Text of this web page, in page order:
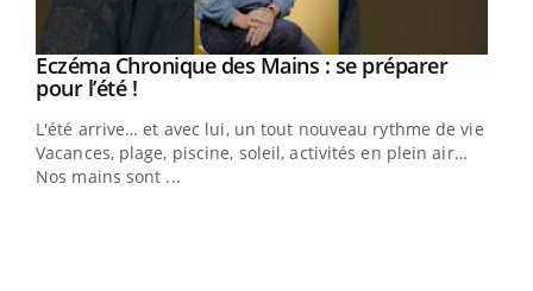
Youtube
Eczéma Chronique des Mains : se préparer
pour l’été !Youtube
L'été arrive… et avec lui, un tout nouveau rythme de vie !
Vacances, plage, piscine, soleil, activités en plein air…
Nos mains sont ...